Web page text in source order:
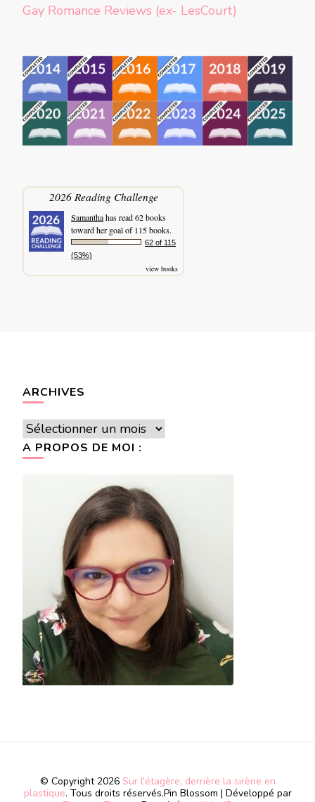
Gay Romance Reviews (ex- LesCourt)
2026 Reading Challenge
Samanthahas read 62 books
toward her goal of 115 books.
62 of 115
(53%)
view books
ARCHIVES
Archives
A PROPOS DE MOI :
© Copyright 2026 Sur l'étagère, derrière la sirène en
plastique. Tous droits réservés.Pin Blossom | Développé par